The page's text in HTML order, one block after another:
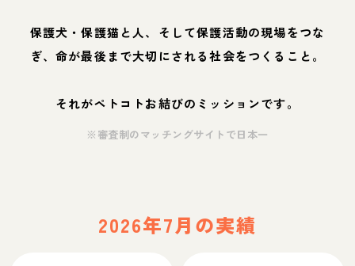
保護犬・保護猫と人、そして保護活動の現場をつな
ぎ、命が最後まで大切にされる社会をつくること。
それがペトコトお結びのミッションです。
※審査制のマッチングサイトで日本一
2026年7月の実績